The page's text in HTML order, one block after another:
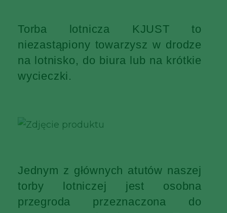
Torba lotnicza KJUST to
niezastąpiony towarzysz w drodze
na lotnisko, do biura lub na krótkie
wycieczki.
Jednym z głównych atutów naszej
torby lotniczej jest osobna
przegroda przeznaczona do